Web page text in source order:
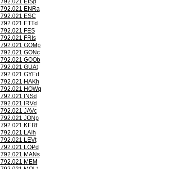
792.021 EISp
792.021 ENRa
792.021 ESC
792.021 ETTd
792.021 FES
792.021 FRIs
792.021 GOMp
792.021 GONc
792.021 GOOb
792.021 GUAt
792.021 GYEd
792.021 HAKh
792.021 HOWq
792.021 INSd
792.021 IRVd
792.021 JAVc
792.021 JONp
792.021 KERf
792.021 LAIh
792.021 LEVt
792.021 LOPd
792.021 MANs
792.021 MEM